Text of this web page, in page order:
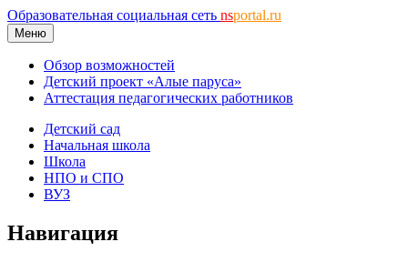
Образовательная социальная сеть nsportal.ru
Меню
Обзор возможностей
Детский проект «Алые паруса»
Аттестация педагогических работников
Детский сад
Начальная школа
Школа
НПО и СПО
ВУЗ
Навигация